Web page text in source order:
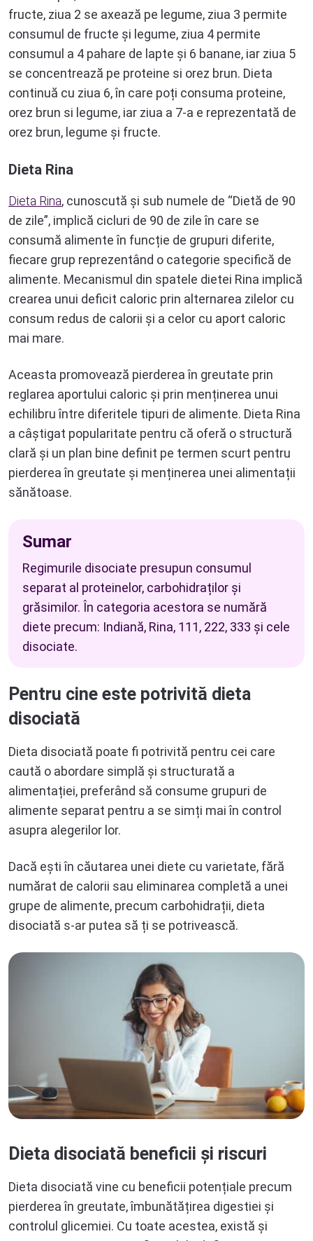
fructe, ziua 2 se axează pe legume, ziua 3 permite
consumul de fructe și legume, ziua 4 permite
consumul a 4 pahare de lapte și 6 banane, iar ziua 5
se concentrează pe proteine si orez brun. Dieta
continuă cu ziua 6, în care poți consuma proteine,
orez brun si legume, iar ziua a 7-a e reprezentată de
orez brun, legume și fructe.
Dieta Rina
Dieta Rina, cunoscută și sub numele de “Dietă de 90
de zile”, implică cicluri de 90 de zile în care se
consumă alimente în funcție de grupuri diferite,
fiecare grup reprezentând o categorie specifică de
alimente. Mecanismul din spatele dietei Rina implică
crearea unui deficit caloric prin alternarea zilelor cu
consum redus de calorii și a celor cu aport caloric
mai mare.
Aceasta promovează pierderea în greutate prin
reglarea aportului caloric și prin menținerea unui
echilibru între diferitele tipuri de alimente. Dieta Rina
a câștigat popularitate pentru că oferă o structură
clară și un plan bine definit pe termen scurt pentru
pierderea în greutate și menținerea unei alimentații
sănătoase.
Sumar
Regimurile disociate presupun consumul
separat al proteinelor, carbohidraților și
grăsimilor. În categoria acestora se numără
diete precum: Indiană, Rina, 111, 222, 333 și cele
disociate.
Pentru cine este potrivită dieta
disociată
Dieta disociată poate fi potrivită pentru cei care
caută o abordare simplă și structurată a
alimentației, preferând să consume grupuri de
alimente separat pentru a se simți mai în control
asupra alegerilor lor.
Dacă ești în căutarea unei diete cu varietate, fără
numărat de calorii sau eliminarea completă a unei
grupe de alimente, precum carbohidrații, dieta
disociată s-ar putea să ți se potrivească.
Dieta disociată beneficii și riscuri
Dieta disociată vine cu beneficii potențiale precum
pierderea în greutate, îmbunătățirea digestiei și
controlul glicemiei. Cu toate acestea, există și